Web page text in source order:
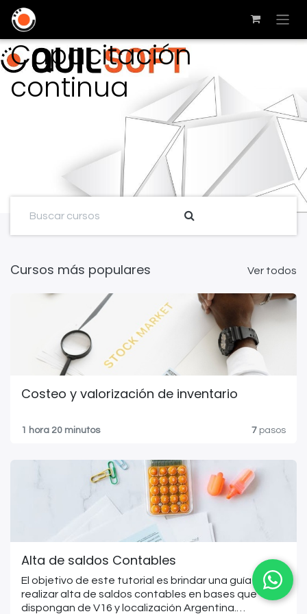
Capacitación
continua
Ver todos
Cursos más populares
Costeo y valorización de inventario
1 hora 20 minutos 7 pasos
Alta de saldos Contables
El objetivo de este tutorial es brindar una guía para
realizar alta de saldos contables en bases que
dispongan de V16 y localización Argentina.